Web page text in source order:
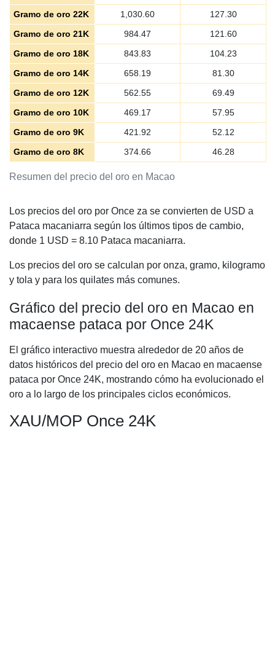
Resumen del precio del oro en Macao
Gramo de oro 22K
1,030.60
127.30
Gramo de oro 21K
984.47
121.60
Gramo de oro 18K
843.83
104.23
Gramo de oro 14K
658.19
81.30
Gramo de oro 12K
562.55
69.49
Gramo de oro 10K
469.17
57.95
Gramo de oro 9K
421.92
52.12
Gramo de oro 8K
374.66 46.28
Los precios del oro por Once za se convierten de USD a
Pataca macaniarra según los últimos tipos de cambio,
donde 1 USD = 8.10 Pataca macaniarra.
Los precios del oro se calculan por onza, gramo, kilogramo
y tola y para los quilates más comunes.
Gráfico del precio del oro en Macao en
macaense pataca por Once 24K
El gráfico interactivo muestra alrededor de 20 años de
datos históricos del precio del oro en Macao en macaense
pataca por Once 24K, mostrando cómo ha evolucionado el
oro a lo largo de los principales ciclos económicos.
XAU/MOP Once 24K